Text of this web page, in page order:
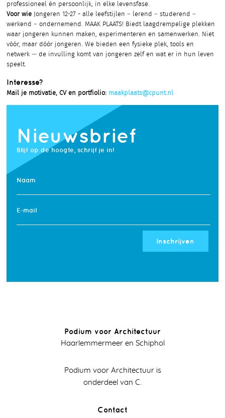
professioneel én persoonlijk, in elke levensfase.
Voor wie Jongeren 12-27 - alle leefstijlen – lerend – studerend –
werkend – ondernemend. MAAK PLAATS! Biedt laagdrempelige plekken
waar jongeren kunnen maken, experimenteren en samenwerken. Niet
vóór, maar dóór jongeren. We bieden een fysieke plek, tools en
netwerk — de invulling komt van jongeren zelf en wat er in hun leven
speelt.
Interesse?
Mail je motivatie, CV en portfiolio: maakplaats@cpunt.nl
Nieuwsbrief
Blijf op de hoogte, schrijf je in!
Naam
E-mail
Inschrijven
Podium voor Architectuur
Haarlemmermeer en Schiphol
Podium voor Architectuur is
onderdeel van C.
Contact